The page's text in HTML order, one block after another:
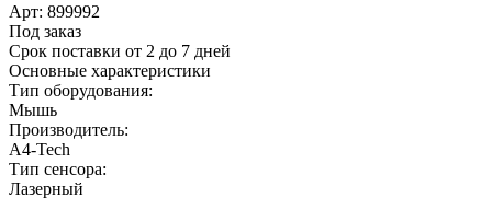
Арт: 899992
Под заказ
Срок поставки от 2 до 7 дней
Основные характеристики
Тип оборудования:
Мышь
Производитель:
A4-Tech
Тип сенсора:
Лазерный